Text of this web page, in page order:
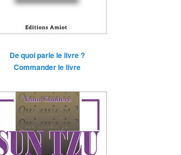
De quoi parle le livre ?
Commander le livre